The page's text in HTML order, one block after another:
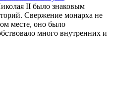
II было знаковым
Свержение монарха не
месте, оно было
много внутренних и